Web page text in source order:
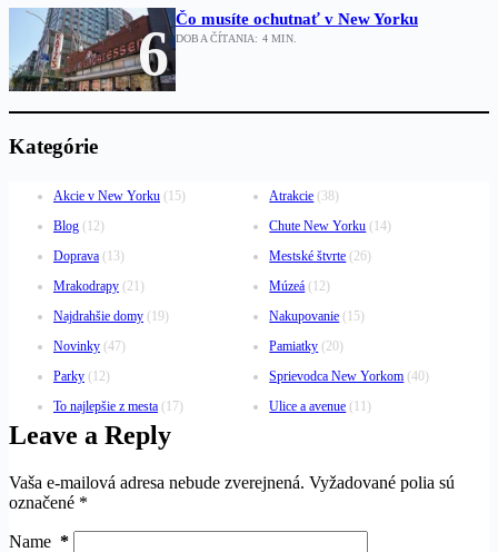
6 Čo musíte ochutnať v New Yorku
DOBA ČÍTANIA: 4 MIN.
Kategórie
Akcie v New Yorku (15) Atrakcie (38)
Blog (12) Chute New Yorku (14)
Doprava (13) Mestské štvrte (26)
Mrakodrapy (21) Múzeá (12)
Najdrahšie domy (19) Nakupovanie (15)
Novinky (47) Pamiatky (20)
Parky (12) Sprievodca New Yorkom (40)
To najlepšie z mesta (17) Ulice a avenue (11)
Leave a Reply
Vaša e-mailová adresa nebude zverejnená. Vyžadované polia sú
označené *
Name *